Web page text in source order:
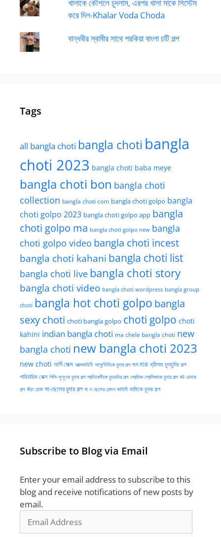
খালাকে কৌশলে চুদলাম, এরপর খালা মাকে সিস্টেম
করে দিল-Khalar Voda Choda
বান্ধবীর স্বামীর সাথে পরকিয়া বাংলা চটি গল্প
Tags
all bangla choti bangla choti bangla
choti 2023 bangla choti baba meye
bangla choti bon bangla choti
collection bangla choti com bangla choti golpo bangla
choti golpo 2023 bangla choti golpo app bangla
choti golpo ma bangla choti golpo new bangla
choti golpo video bangla choti incest
bangla choti kahani bangla choti list
bangla choti live bangla choti story
bangla choti video bangla choti wordpress bangla group
choti bangla hot choti golpo bangla
sexy choti choti bangla golpo choti golpo choti
kahini indian bangla choti ma chele bangla choti new
bangla choti new bangla choti 2023
new choti অর্গি সেক্স আত্মকাহিনী আপু/দিদিকে চুদার গল্প গুদ মারা থ্রীসাম চুদাচুদির গল্প
পারিবারিক সেক্স পিসি-ফুফুকে চুদার গল্প প্রতিবেশীকে চুদাচদির গল্প প্রেমিক-প্রেমিকাকে চুদার গল্প বউ চোদার
গল্প বাঁড়া চোষা মা-ছেলের চুদার গল্প মা ও ছেলের চোদন কাহিনী মামিকে চুদার গল্প
Subscribe to Blog via Email
Enter your email address to subscribe to this
blog and receive notifications of new posts by
email.
Address